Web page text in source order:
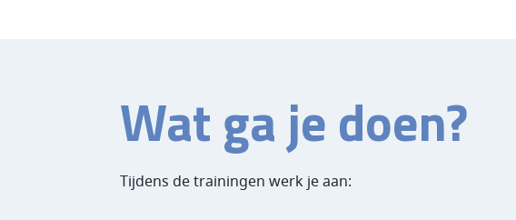
Wat ga je doen?
Tijdens de trainingen werk je aan: